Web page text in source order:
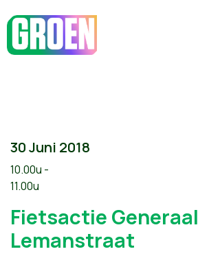
30 Juni 2018
10.00u -
11.00u
Fietsactie Generaal
Lemanstraat